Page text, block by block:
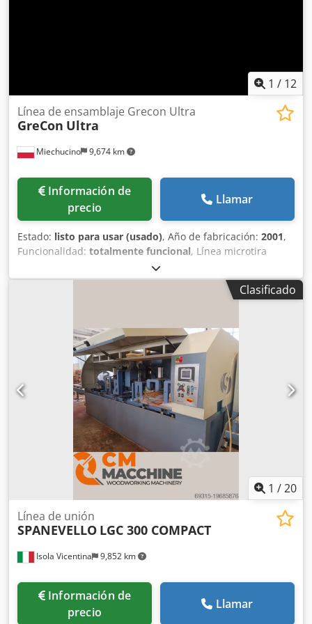
1 / 12
Miechucino 9,674 km
Línea de ensamblaje Grecon Ultra
GreCon Ultra
Información de
precio
Llamar
Estado: listo para usar (usado), Año de fabricación: 2001,
Funcionalidad: totalmente funcional, Línea microtira
Grecon Ultra - Fabricación alemana - Año de fabricación
2001 Codorf Ty Sspfx Ai Sjha - para madera blanda y dura -
DTR ESPECIFICACIONES TÉCNICAS longitud de los
relación longitud mín./anchura máx. 2:1 longitud inicial
mín./máx. 3000/6100 mm potencia del motor del disco 5,5
kW diámetro del eje del disco 30 mm fresa potencia motor
22 kW diámetro del husillo 50 mm longitud total 11500 mm
anchura 5300 mm consumo total 39 kW presión de aire 8
bar consumo de aire 660 NL/min diámetro de boquilla 250
y 100 mm demanda de extracción 6150 m3/h 30m/s
dimensiones de transporte 1300 cm x 220 cm x 200 cm
peso 6700 kg
Clasificado
1 /20
Isola Vicentina 9,852 km
Línea de unión
SPANEVELLO LGC 300 COMPACT
Información de
precio
Llamar